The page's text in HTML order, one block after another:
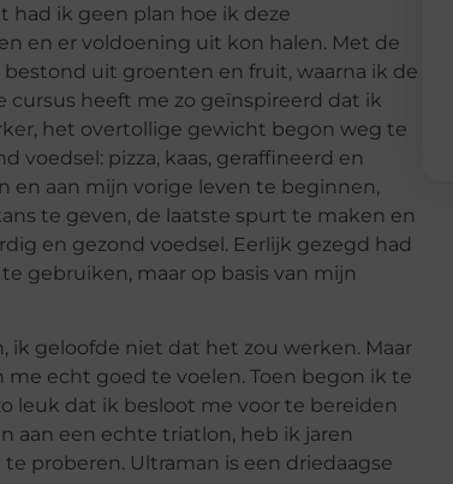
ik geen plan hoe ik deze
en er voldoening uit kon halen. Met de
uit groenten en fruit, waarna ik de
heeft me zo geïnspireerd dat ik
het overtollige gewicht begon weg te
voedsel: pizza, kaas, geraffineerd en
en aan mijn vorige leven te beginnen,
te geven, de laatste spurt te maken en
en gezond voedsel. Eerlijk gezegd had
gebruiken, maar op basis van mijn
ik geloofde niet dat het zou werken. Maar
echt goed te voelen. Toen begon ik te
leuk dat ik besloot me voor te bereiden
aan een echte triatlon, heb ik jaren
proberen. Ultraman is een driedaagse